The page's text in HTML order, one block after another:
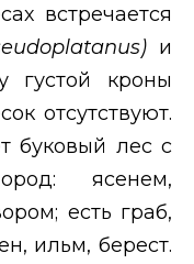
встречается
) и
густой кроны
отсутствуют.
буковый лес с
ясенем,
есть граб,
ильм, берест.